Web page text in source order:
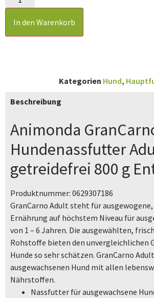
In den Warenkorb
Kategorien Hund,
Beschreibung
Animonda
Hundenassfutter
getreidefrei 800 g
Produktnummer: 0629307186
GranCarno Adult steht für
Ernährung auf höchstem Niveau für
von 1 – 6 Jahren. Die ausgewählten,
Rohstoffe bieten den unvergleichlichen
Hunde so sehr schätzen. GranCarno
ausgewachsenen Hund mit allen
Nährstoffen.
Nassfutter für ausgewachsene